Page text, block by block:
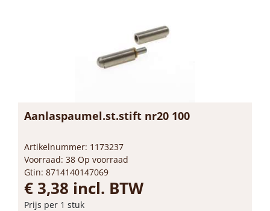
Aanlaspaumel.st.stift nr20 100
Artikelnummer: 1173237
Voorraad: 38 Op voorraad
Gtin: 8714140147069
€ 3,38 incl. BTW
Prijs per 1 stuk